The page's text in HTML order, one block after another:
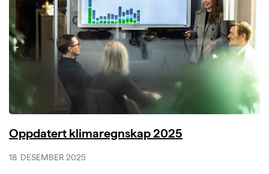
Oppdatert klimaregnskap 2025
18. DESEMBER 2025